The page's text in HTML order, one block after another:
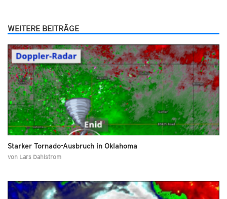
WEITERE BEITRÄGE
Starker Tornado-Ausbruch in Oklahoma
von Lars Dahlstrom